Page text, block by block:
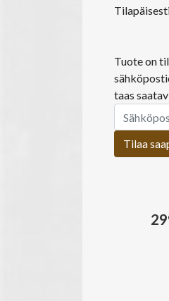
Tuote on
taas
Tilaa